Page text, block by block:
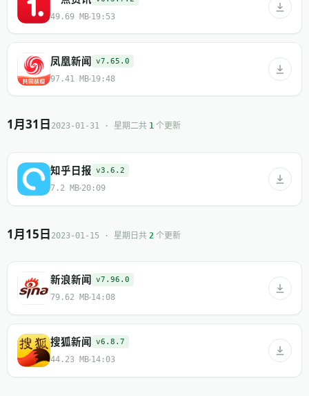
49.69 MB 19:53
凤凰新闻 v7.65.0
97.41 MB 19:48
1月31日 2023-01-31 · 星期二共 1 个更新
知乎日报 v3.6.2
7.2 MB 20:09
1月15日 2023-01-15 · 星期日 共 2 个更新
新浪新闻 v7.96.0
79.62 MB 14:08
搜狐新闻 v6.8.7
44.23 MB 14:03